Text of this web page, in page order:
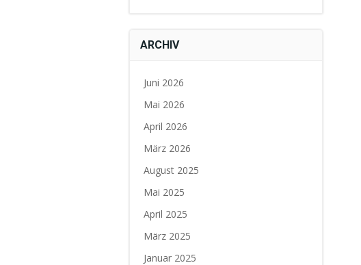
ARCHIV
Juni 2026
Mai 2026
April 2026
März 2026
August 2025
Mai 2025
April 2025
März 2025
Januar 2025